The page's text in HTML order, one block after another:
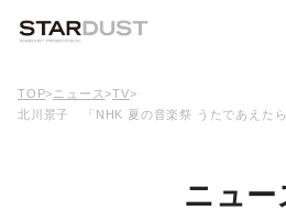
TOP> ニュース>TV>
北川景⼦ 「NHK 夏の⾳楽祭 うたであえたら
ニュー